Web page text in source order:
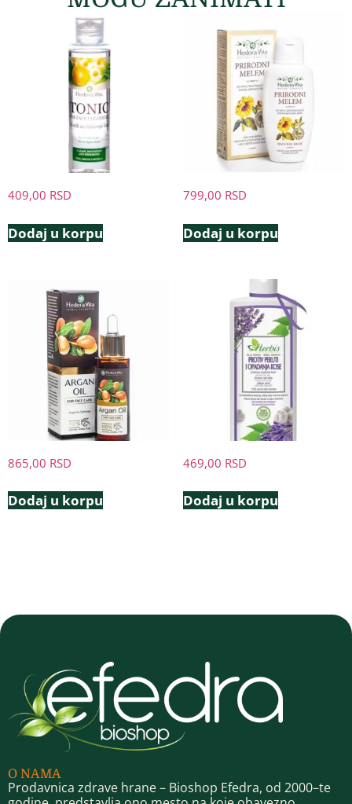
409,00 RSD
Dodaj u korpu
799,00 RSD
Dodaj u korpu
865,00 RSD
Dodaj u korpu
469,00 RSD
Dodaj u korpu
O NAMA
Prodavnica zdrave hrane – Bioshop Efedra, od 2000–te